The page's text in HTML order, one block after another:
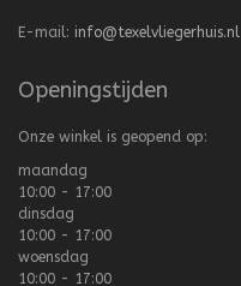
E-mail: info@texelvliegerhuis.nl
Openingstijden
Onze winkel is geopend op:
maandag
10:00 - 17:00
dinsdag
10:00 - 17:00
woensdag
10:00 - 17:00